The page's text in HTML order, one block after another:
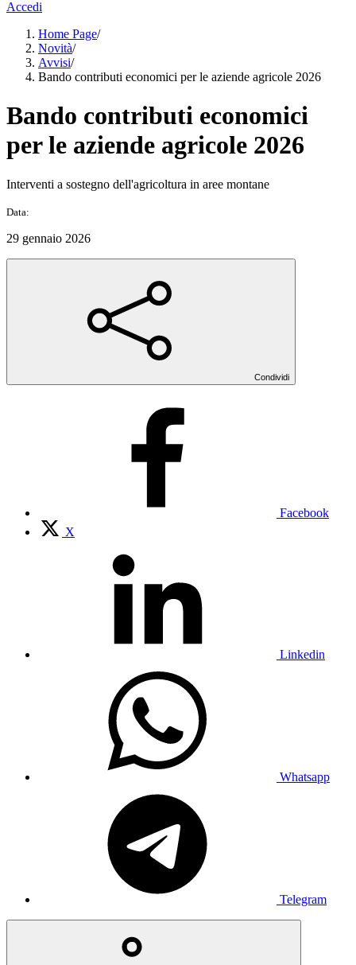
Accedi
Home Page/
Novità/
Avvisi/
Bando contributi economici per le aziende agricole 2026
Bando contributi economici
per le aziende agricole 2026
Interventi a sostegno dell'agricoltura in aree montane
Data:
29 gennaio 2026
Condividi
Facebook
X
Linkedin
Whatsapp
Telegram